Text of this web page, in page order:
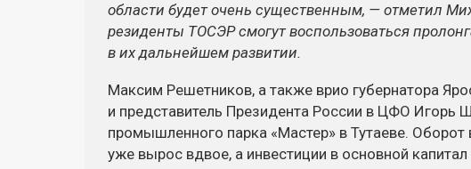
области будет очень существенным, — отметил
резиденты ТОСЭР смогут воспользоваться
в их дальнейшем развитии.
Максим Решетников, а также врио губернатора
и представитель Президента России в ЦФО Игорь
промышленного парка «Мастер» в Тутаеве.
уже вырос вдвое, а инвестиции в основной